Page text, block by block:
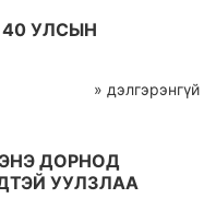
УЛСЫН
» дэлгэрэнгүй
ДОРНОД
УУЛЗЛАА